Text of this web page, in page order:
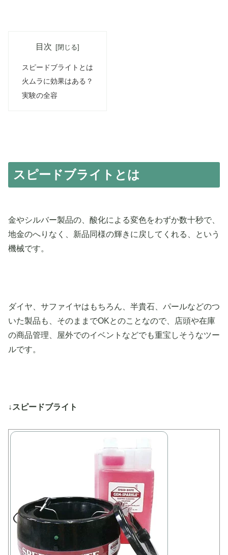
目次
スピードブライトとは
火ムラに効果はある？
実験の全容
スピードブライトとは
金やシルバー製品の、酸化による変色をわずか数十秒で、
地金のへりなく、新品同様の輝きに戻してくれる、という
機械です。
ダイヤ、サファイヤはもちろん、半貴石、パールなどのつ
いた製品も、そのままでOKとのことなので、店頭や在庫
の商品管理、屋外でのイベントなどでも重宝しそうなツー
ルです。
↓スピードブライト